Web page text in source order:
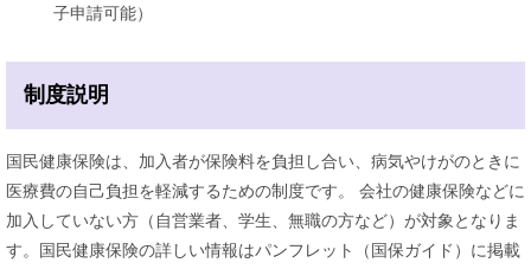
子申請可能）
制度説明
国民健康保険は、加入者が保険料を負担し合い、病気やけがのときに
医療費の自己負担を軽減するための制度です。 会社の健康保険などに
加入していない方（自営業者、学生、無職の方など）が対象となりま
す。国民健康保険の詳しい情報はパンフレット（国保ガイド）に掲載